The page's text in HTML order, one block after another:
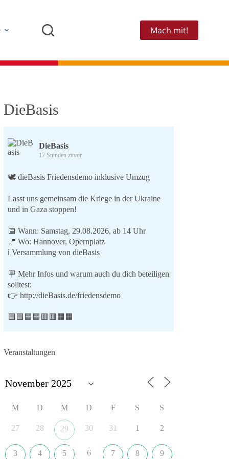
Mach mit!
DieBasis
DieBasis
17 Stunden zuvor
🕊 dieBasis Friedensdemo inklusive Umzug
Lasst uns gemeinsam die Kriege in der Ukraine
und in Gaza stoppen!
📅 Wann: Samstag, 29.08.2026, ab 14 Uhr
📍 Wo: Hannover, Opernplatz
ℹ️ Versammlung von dieBasis
🪧 Mehr Infos und warum auch du dich beteiligen
solltest:
👉 http://dieBasis.de/friedensdemo
🟩🟩🟦🟦🟥🟥🟧🟧
⚠️ Sofortigen Stopp aller Waffenlieferungen ins
⚠️ Beteiligung an humanitärer Hilfe für alle
⚠️ Aufruf zum sofortigen Waffenstillstand bzw. zu
Friedensverhandlungen
⚠️ Einhaltung von Völkerrecht und UN-Charta
Veranstaltungen
M D M D F S S
27 28 29 30 31 1 2
3 4 5 6 7 8 9